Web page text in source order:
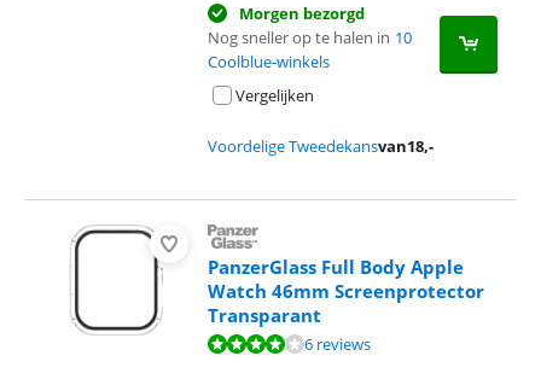
Morgen bezorgd
Nog sneller op te halen in 10
Coolblue-winkels
Vergelijken
Voordelige Tweedekansvan18,-
PanzerGlass Full Body Apple
Watch 46mm Screenprotector
Transparant
Beoordeling is 7,5 van de 10, gebaseerd op 6 reviews.
6 reviews